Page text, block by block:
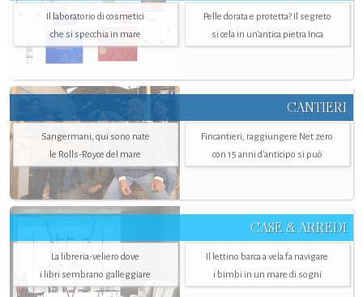
Il laboratorio di cosmetici
che si specchia in mare
Pelle dorata e protetta? Il segreto
si cela in un’antica pietra Inca
CANTIERI
Sangermani, qui sono nate
le Rolls-Royce del mare
Fincantieri, raggiungere Net zero
con 15 anni d'anticipo si può
CASE & ARREDI
La libreria-veliero dove
i libri sembrano galleggiare
Il lettino barca a vela fa navigare
i bimbi in un mare di sogni